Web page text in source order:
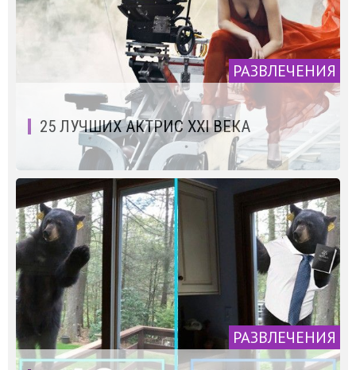
РАЗВЛЕЧЕНИЯ
25 ЛУЧШИХ АКТРИС XXI ВЕКА
РАЗВЛЕЧЕНИЯ